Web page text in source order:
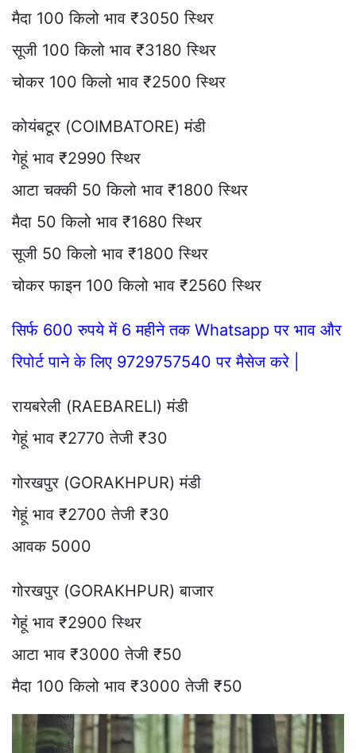
मैदा 100 किलो भाव ₹3050 स्थिर
सूजी 100 किलो भाव ₹3180 स्थिर
चोकर 100 किलो भाव ₹2500 स्थिर
कोयंबटूर (COIMBATORE) मंडी
गेहूं भाव ₹2990 स्थिर
आटा चक्की 50 किलो भाव ₹1800 स्थिर
मैदा 50 किलो भाव ₹1680 स्थिर
सूजी 50 किलो भाव ₹1800 स्थिर
चोकर फाइन 100 किलो भाव ₹2560 स्थिर
सिर्फ 600 रुपये में 6 महीने तक Whatsapp पर भाव और
रिपोर्ट पाने के लिए 9729757540 पर मैसेज करे |
रायबरेली (RAEBARELI) मंडी
गेहूं भाव ₹2770 तेजी ₹30
गोरखपुर (GORAKHPUR) मंडी
गेहूं भाव ₹2700 तेजी ₹30
आवक 5000
गोरखपुर (GORAKHPUR) बाजार
गेहूं भाव ₹2900 स्थिर
आटा भाव ₹3000 तेजी ₹50
मैदा 100 किलो भाव ₹3000 तेजी ₹50